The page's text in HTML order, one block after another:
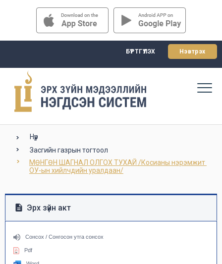
БҮРТГҮҮЛЭХ Нэвтрэх
Нүүр
Засгийн газрын тогтоол
МӨНГӨН ШАГНАЛ ОЛГОХ ТУХАЙ /Косианы нэрэмжит
ОУ-ын хийлчдийн уралдаан/
Эрх зүйн акт
Сонсох / Сонгосон утга сонсох
Pdf